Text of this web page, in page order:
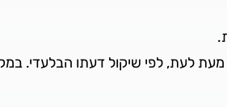
מעת לעת, לפי שיקול דעתו הבלעדי.